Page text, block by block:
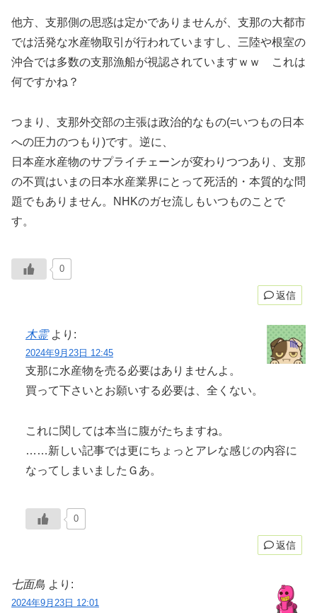
他方、支那側の思惑は定かでありませんが、支那の大都市
では活発な水産物取引が行われていますし、三陸や根室の
沖合では多数の支那漁船が視認されていますｗｗ これは
何ですかね？
つまり、支那外交部の主張は政治的なもの(=いつもの日本
への圧力のつもり)です。逆に、
日本産水産物のサプライチェーンが変わりつつあり、支那
の不買はいまの日本水産業界にとって死活的・本質的な問
題でもありません。NHKのガセ流しもいつものことで
す。
0
返信
木霊 より:
2024年9月23日 12:45
支那に水産物を売る必要はありませんよ。
買って下さいとお願いする必要は、全くない。
これに関しては本当に腹がたちますね。
……新しい記事では更にちょっとアレな感じの内容に
なってしまいましたＧあ。
0
返信
七面鳥 より:
2024年9月23日 12:01